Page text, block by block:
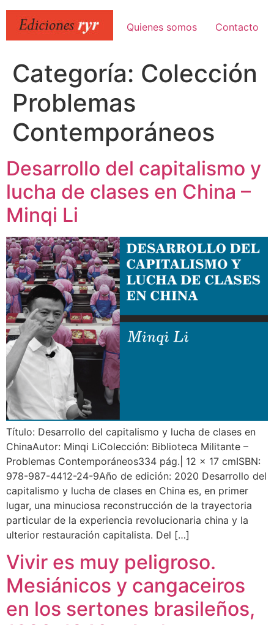
contenido
Quienes somos Contacto
Categoría: Colección
Problemas
Contemporáneos
Desarrollo del capitalismo y
lucha de clases en China –
Minqi Li
Título: Desarrollo del capitalismo y lucha de clases en
ChinaAutor: Minqi LiColección: Biblioteca Militante –
Problemas Contemporáneos334 pág.| 12 x 17 cmISBN:
978-987-4412-24-9Año de edición: 2020 Desarrollo del
capitalismo y lucha de clases en China es, en primer
lugar, una minuciosa reconstrucción de la trayectoria
particular de la experiencia revolucionaria china y la
ulterior restauración capitalista. Del […]
Vivir es muy peligroso.
Mesiánicos y cangaceiros
en los sertones brasileños,